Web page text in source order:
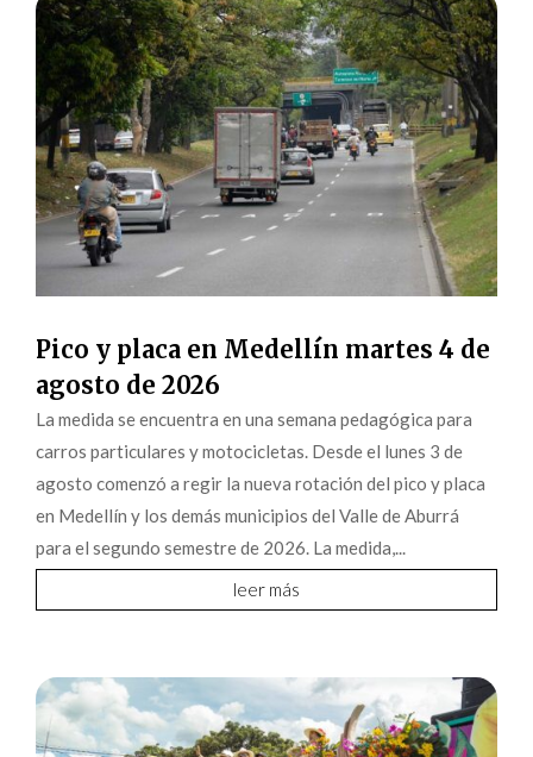
Pico y placa en Medellín martes 4 de
agosto de 2026
La medida se encuentra en una semana pedagógica para
carros particulares y motocicletas. Desde el lunes 3 de
agosto comenzó a regir la nueva rotación del pico y placa
en Medellín y los demás municipios del Valle de Aburrá
para el segundo semestre de 2026. La medida,...
leer más